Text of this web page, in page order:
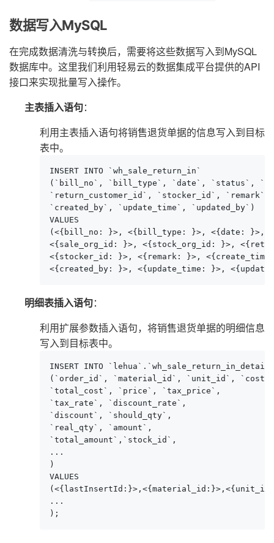
数据写入MySQL
在完成数据清洗与转换后，需要将这些数据写入到MySQL
数据库中。这里我们利用轻易云的数据集成平台提供的API
接口来实现批量写入操作。
主表插入语句：
利用主表插入语句将销售退货单据的信息写入到目标
表中。
INSERT INTO `wh_sale_return_in`
(`bill_no`, `bill_type`, `date`, `status`,
`return_customer_id`, `stocker_id`,
`created_by`, `update_time`, `updated_by`)
VALUES
(<{bill_no: }>, <{bill_type: }>, <{date: }>,
<{sale_org_id: }>, <{stock_org_id: }>,
<{stocker_id: }>, <{remark: }>,
<{created_by: }>, <{update_time: }>,
明细表插入语句：
利用扩展参数插入语句，将销售退货单据的明细信息
写入到目标表中。
INSERT INTO `lehua`.`wh_sale_return_in_detail`
(`order_id`, `material_id`, `unit_id`,
`total_cost`, `price`, `tax_price`,
`tax_rate`, `discount_rate`,
`discount`, `should_qty`,
`real_qty`, `amount`,
`total_amount`,`stock_id`,
...
)
VALUES
...
);